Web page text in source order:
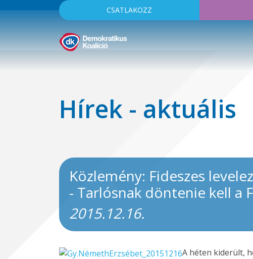
CSATLAKOZZ
Hírek - aktuális
Közlemény: Fideszes
- Tarlósnak döntenie kell a
2015.12.16.
A héten kiderült,